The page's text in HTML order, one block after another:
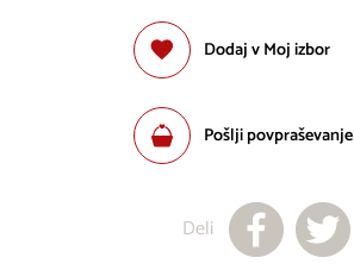
Dodaj v Moj izbor
Pošlji povpraševanje
Deli